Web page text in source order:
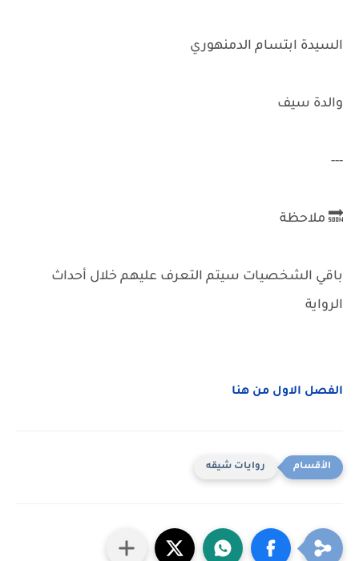
السيدة ابتسام الدمنهوري
والدة سيف
---
🔜 ملاحظة
باقي الشخصيات سيتم التعرف عليهم خلال أحداث
الرواية
الفصل الاول من هنا
روايات شيقه